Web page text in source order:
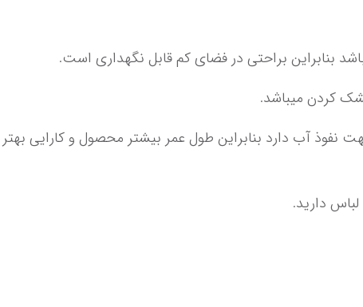
فضای کم قابل نگهداری است.
کردن میباشد.